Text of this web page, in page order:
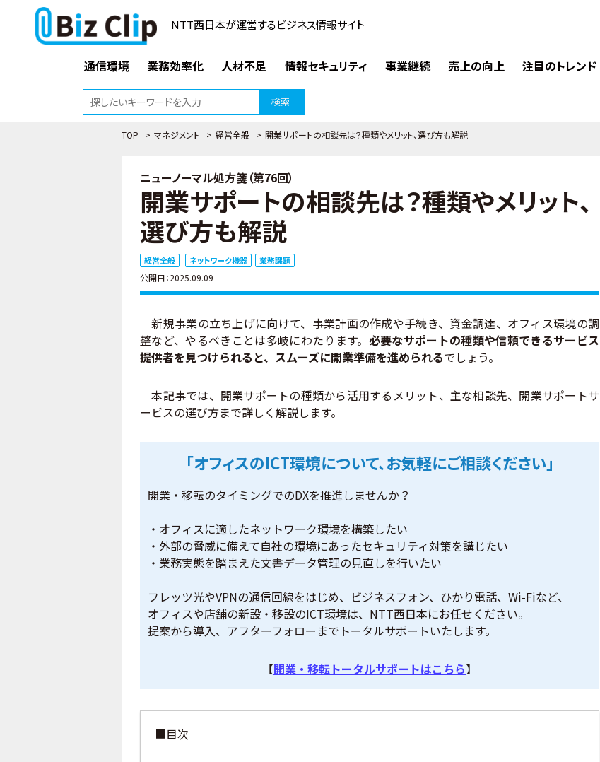
NTT西日本が運営するビジネス情報サイト
通信環境 業務効率化 人材不足 情報セキュリティ 事業継続 売上の向上 注目のトレンド
検索
TOP > マネジメント > 経営全般 > 開業サポートの相談先は？種類やメリット、選び方も解説
ニューノーマル処方箋（第76回）
開業サポートの相談先は？種類やメリット、
選び方も解説
経営全般 ネットワーク機器 業務課題
公開日：2025.09.09
新規事業の立ち上げに向けて、事業計画の作成や手続き、資金調達、オフィス環境の調
整など、やるべきことは多岐にわたります。 必要なサポートの種類や信頼できるサービス
提供者を見つけられると、スムーズに開業準備を進められるでしょう。
本記事では、開業サポートの種類から活用するメリット、主な相談先、開業サポートサ
ービスの選び方まで詳しく解説します。
「オフィスのICT環境について、お気軽にご相談ください」
開業・移転のタイミングでのDXを推進しませんか？
・オフィスに適したネットワーク環境を構築したい
・外部の脅威に備えて自社の環境にあったセキュリティ対策を講じたい
・業務実態を踏まえた文書データ管理の見直しを行いたい
フレッツ光やVPNの通信回線をはじめ、ビジネスフォン、ひかり電話、Wi-Fiなど、
オフィスや店舗の新設・移設のICT環境は、NTT西日本にお任せください。
提案から導入、アフターフォローまでトータルサポートいたします。
【開業・移転トータルサポートはこちら】
■目次